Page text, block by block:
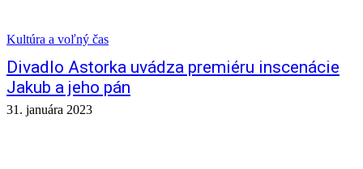
Kultúra a voľný čas
Divadlo Astorka uvádza premiéru inscenácie
Jakub a jeho pán
31. januára 2023